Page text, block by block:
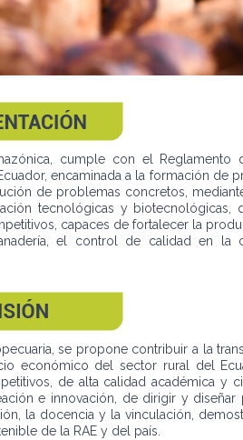
cumple con el
encaminada a la formación de
de problemas concretos,
tecnológicas y biotecnológicas,
capaces de fortalecer la
el control de calidad en la
se propone contribuir a la
económico del sector rural del
de alta calidad académica y
e innovación, de dirigir y
la docencia y la vinculación,
de la RAE y del país.